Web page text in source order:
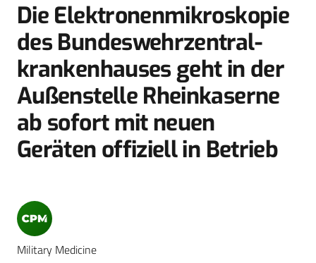
Die Elektronenmikroskopie
des Bundeswehrzentral­
krankenhauses geht in der
Außenstelle Rheinkaserne
ab sofort mit neuen
Geräten offiziell in Betrieb
Military Medicine